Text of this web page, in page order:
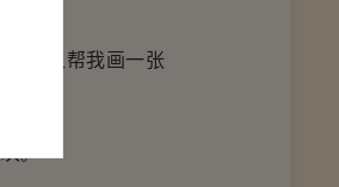
小姐帮我画一张
。”